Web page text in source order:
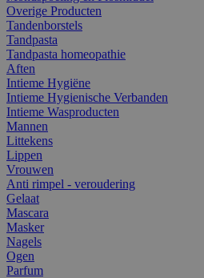
Overige Producten
Tandenborstels
Tandpasta
Tandpasta homeopathie
Aften
Intieme Hygiëne
Intieme Hygienische Verbanden
Intieme Wasproducten
Mannen
Littekens
Lippen
Vrouwen
Anti rimpel - veroudering
Gelaat
Mascara
Masker
Nagels
Ogen
Parfum